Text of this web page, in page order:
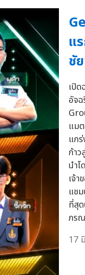
แ
ชั
เปิ
อัจ
แม
แก
ก้า
นำ
เจ้
แช
ที่สุ
ภร
17